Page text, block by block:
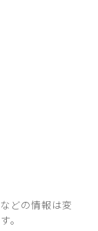
どの情報は変
。